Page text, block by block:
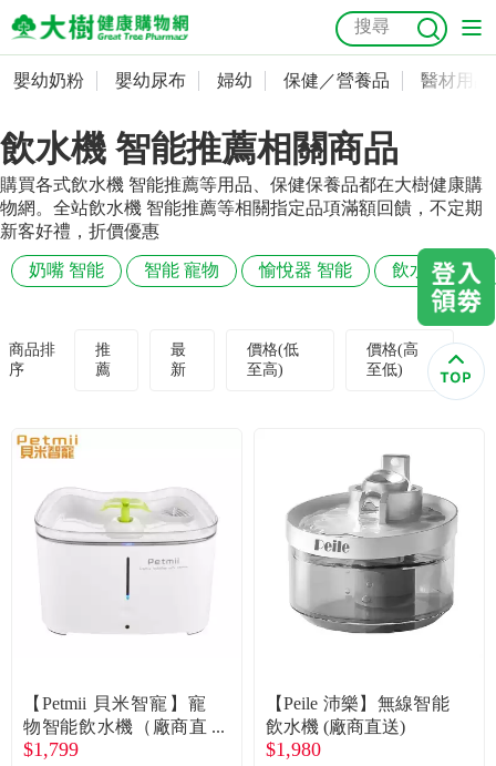
嬰幼奶粉
嬰幼尿布
婦幼
保健／營養品
美容／個人清潔
食品／健康食補
名人嚴選
優惠活動
關於我們
抗菌 尿布 大樹獨家 益生菌 魚油 幼兒米餅
奶瓶奶嘴
會員資料及密碼修改
常用收件人清單
訂單查詢
收藏清單
優惠券領取
優惠券查詢
嬰幼奶粉 嬰幼尿布 婦幼 保健／營養品 醫材用品
飲水機 智能推薦相關商品
購買各式飲水機 智能推薦等用品、保健保養品都在大樹健康購
物網。全站飲水機 智能推薦等相關指定品項滿額回饋，不定期
新客好禮，折價優惠
奶嘴 智能 智能 寵物 愉悅器 智能 飲水機 寵物
商品排
序
推
薦
最
新
價格(低
至高)
價格(高
至低)
【Petmii 貝米智寵】寵
物智能飲水機（廠商直
送）
$1,799
【Peile 沛樂】無線智能
飲水機 (廠商直送)
$1,980